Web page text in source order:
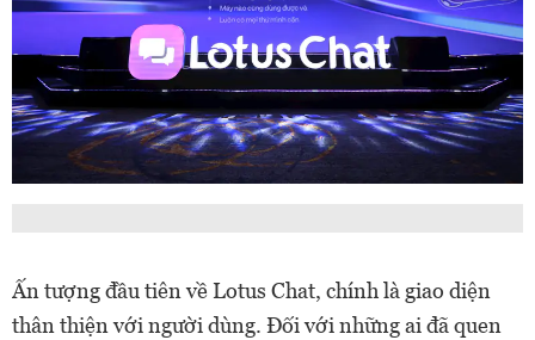
Ấn tượng đầu tiên về Lotus Chat, chính là giao diện
thân thiện với người dùng. Đối với những ai đã quen